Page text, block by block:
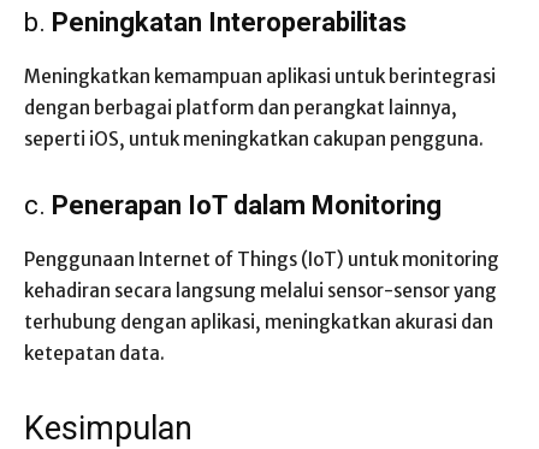
b. Peningkatan Interoperabilitas
Meningkatkan kemampuan aplikasi untuk berintegrasi
dengan berbagai platform dan perangkat lainnya,
seperti iOS, untuk meningkatkan cakupan pengguna.
c. Penerapan IoT dalam Monitoring
Penggunaan Internet of Things (IoT) untuk monitoring
kehadiran secara langsung melalui sensor-sensor yang
terhubung dengan aplikasi, meningkatkan akurasi dan
ketepatan data.
Kesimpulan